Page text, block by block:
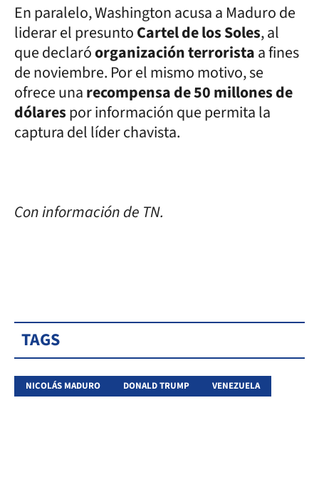
En paralelo, Washington acusa a Maduro de
liderar el presuntoCartel de los Soles, al
que declaróorganización terroristaa fines
de noviembre. Por el mismo motivo, se
ofrece unarecompensa de 50 millones de
dólarespor información que permita la
captura del líder chavista.
Con información de TN.
TAGS
NICOLÁS MADURO DONALD TRUMP VENEZUELA